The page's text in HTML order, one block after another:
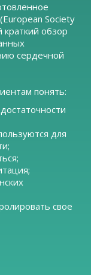
Society
краткий обзор
сердечной
понять:
для
свое